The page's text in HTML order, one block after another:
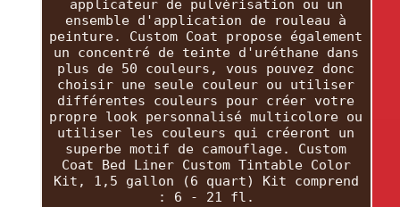
applicateur de pulvérisation ou un
ensemble d'application de rouleau à
peinture. Custom Coat propose également
un concentré de teinte d'uréthane dans
plus de 50 couleurs, vous pouvez donc
choisir une seule couleur ou utiliser
différentes couleurs pour créer votre
propre look personnalisé multicolore ou
utiliser les couleurs qui créeront un
superbe motif de camouflage. Custom
Coat Bed Liner Custom Tintable Color
Kit, 1,5 gallon (6 quart) Kit comprend
: 6 - 21 fl.